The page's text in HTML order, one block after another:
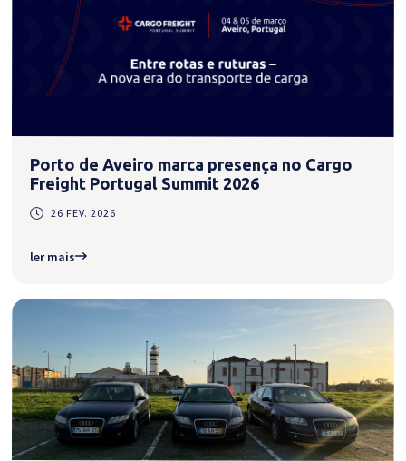
Porto de Aveiro marca presença no Cargo
Freight Portugal Summit 2026
26 FEV. 2026
ler mais